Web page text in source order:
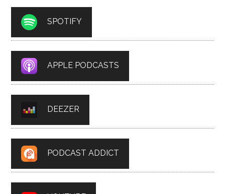
SPOTIFY
APPLE PODCASTS
DEEZER
PODCAST ADDICT